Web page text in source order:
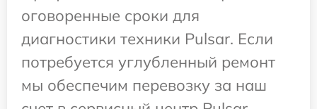
оговоренные сроки для
диагностики техники Pulsar. Если
потребуется углубленный ремонт
мы обеспечим перевозку за наш